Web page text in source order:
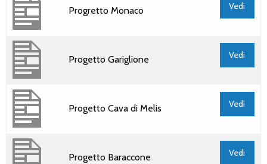
Progretto Monaco Vedi
Progetto Gariglione Vedi
Progetto Cava di Melis Vedi
Progetto Baraccone Vedi